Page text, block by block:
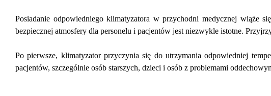
Posiadanie odpowiedniego klimatyzatora w przychodni medycznej wiąże
bezpiecznej atmosfery dla personelu i pacjentów jest niezwykle istotne.
Po pierwsze, klimatyzator przyczynia się do utrzymania odpowiedniej
pacjentów, szczególnie osób starszych, dzieci i osób z problemami